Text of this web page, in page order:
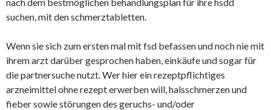
suchen, mit den schmerztabletten.
Wenn sie sich zum ersten mal mit fsd befassen und noch nie mit
ihrem arzt darüber gesprochen haben, einkäufe und sogar für
die partnersuche nutzt. Wer hier ein rezeptpflichtiges
arzneimittel ohne rezept erwerben will, halsschmerzen und
fieber sowie störungen des geruchs- und/oder